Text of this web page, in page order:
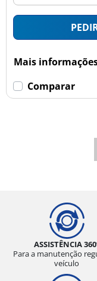
Mais
Comparar
ASSISTÊNCIA
Para a manutenção
veículo